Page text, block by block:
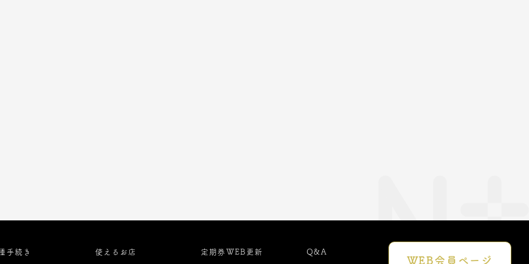
WEB会員 ページ
手続き 使えるお店 定期券WEB更新 Q&A